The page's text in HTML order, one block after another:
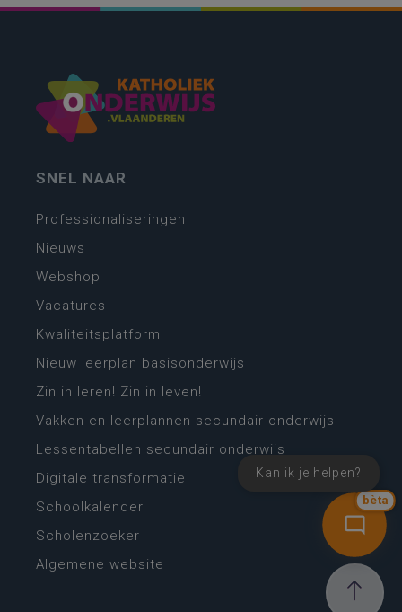
bèta
Kan ik je helpen?
SNEL NAAR
Professionaliseringen
Nieuws
Webshop
Vacatures
Kwaliteitsplatform
Nieuw leerplan basisonderwijs
Zin in leren! Zin in leven!
Vakken en leerplannen secundair onderwijs
Lessentabellen secundair onderwijs
Digitale transformatie
Schoolkalender
Scholenzoeker
Algemene website